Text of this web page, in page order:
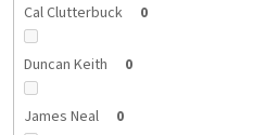
Cal Clutterbuck 0
Duncan Keith 0
James Neal 0